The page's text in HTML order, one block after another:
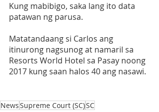
Kung mabibigo, saka lang ito data
patawan ng parusa.
Matatandaang si Carlos ang
itinurong nagsunog at namaril sa
Resorts World Hotel sa Pasay noong
2017 kung saan halos 40 ang nasawi.
NewsSupreme Court (SC)SC